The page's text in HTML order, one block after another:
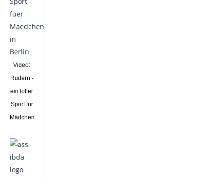
Video:
Rudern -
ein toller
Sport für
Mädchen